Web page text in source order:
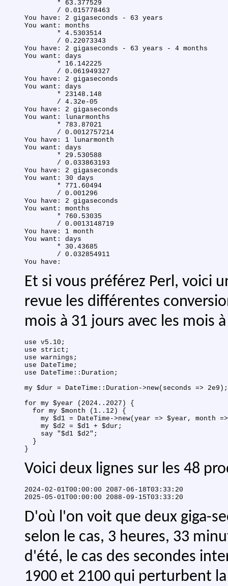
You have: 2 gigaseconds - 63 years
You want: months
You have: 2 gigaseconds - 63 years - 4 months
You want: days
You have: 2 gigaseconds
You want: days
You have: 2 gigaseconds
You want: lunarmonths
You have: 1 lunarmonth
You want: days
You have: 2 gigaseconds
You want: 30 days
You have: 2 gigaseconds
You want: months
You have: 1 month
You want: days
Et si vous préférez Perl, voici
revue les différentes
mois à 31 jours avec les mois
use v5.10;
use strict;
use warnings;
use DateTime;
use DateTime::Duration;
my $dur = DateTime::Duration->new(seconds => 2e9);
for my $year (2024..2027) {
  for my $month (1..12) {
my $d1 = DateTime->new(year => $year, month
    my $d2 = $d1 + $dur;
    say "$d1 $d2";
  }
Voici deux lignes sur les 48
2024-02-01T00:00:00 2087-06-18T03:33:20
D'où l'on voit que deux giga-
selon le cas, 3 heures, 33
d'été, le cas des secondes
1900 et 2100 qui perturbent